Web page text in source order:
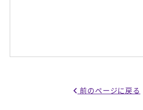
前のページに戻る